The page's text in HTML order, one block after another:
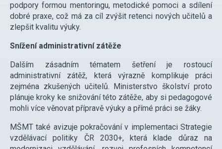
podpory formou mentoringu, metodické pomoci a sdílení
dobré praxe, což má za cíl zvýšit retenci nových učitelů a
zlepšit kvalitu výuky.
Snížení administrativní zátěže
Dalším zásadním tématem šetření je rostoucí
administrativní zátěž, která výrazně komplikuje práci
zejména zkušených učitelů. Ministerstvo školství proto
plánuje kroky ke snižování této zátěže, aby si pedagogové
mohli více věnovat přípravě výuky a přímé práci se žáky.
MŠMT také avizuje pokračování v implementaci Strategie
vzdělávací politiky ČR 2030+, která klade důraz na